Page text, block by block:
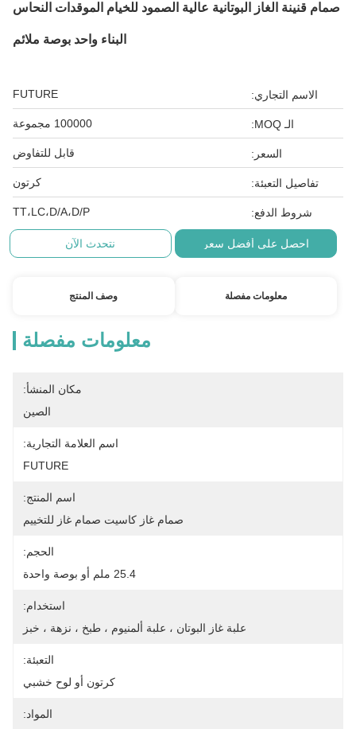
صمام قنينة الغاز البوتانية عالية الصمود للخيام الموقدات النحاس
البناء واحد بوصة ملائم
الاسم التجاري: FUTURE
الـ MOQ: 100000 مجموعة
السعر: قابل للتفاوض
تفاصيل التعبئة: كرتون
شروط الدفع: TT،LC،D/A،D/P
احصل على أفضل سعر نتحدث الآن
معلومات مفصلة وصف المنتج
معلومات مفصلة
مكان المنشأ:
الصين
اسم العلامة التجارية:
FUTURE
اسم المنتج:
صمام غاز كاسيت صمام غاز للتخييم
الحجم:
25.4 ملم أو بوصة واحدة
استخدام:
علبة غاز البوتان ، علبة ألمنيوم ، طبخ ، نزهة ، خبز
التعبئة:
كرتون أو لوح خشبي
المواد: